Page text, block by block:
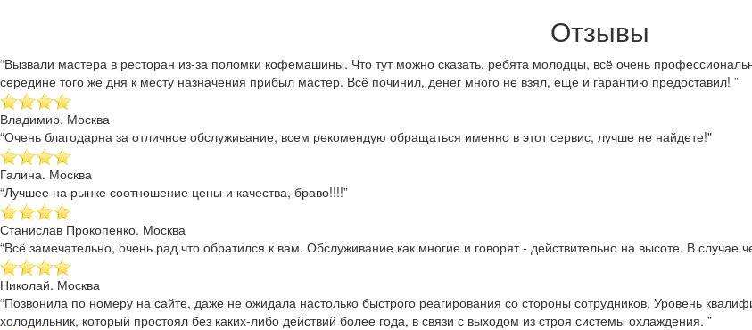
Отзывы
“Вызвали мастера в ресторан из-за поломки кофемашины. Что тут можно сказать, ребята молодцы, всё очень
середине того же дня к месту назначения прибыл мастер. Всё починил, денег много не взял, еще и гарантию предоставил! ”
Владимир. Москва
“Очень благодарна за отличное обслуживание, всем рекомендую обращаться именно в этот сервис, лучше не найдете!"
Галина. Москва
“Лучшее на рынке соотношение цены и качества, браво!!!!”
Станислав Прокопенко. Москва
“Всё замечательно, очень рад что обратился к вам. Обслуживание как многие и говорят - действительно на высоте. В
Николай. Москва
“Позвонила по номеру на сайте, даже не ожидала настолько быстрого реагирования со стороны сотрудников. Уровень
холодильник, который простоял без каких-либо действий более года, в связи с выходом из строя системы охлаждения. ”